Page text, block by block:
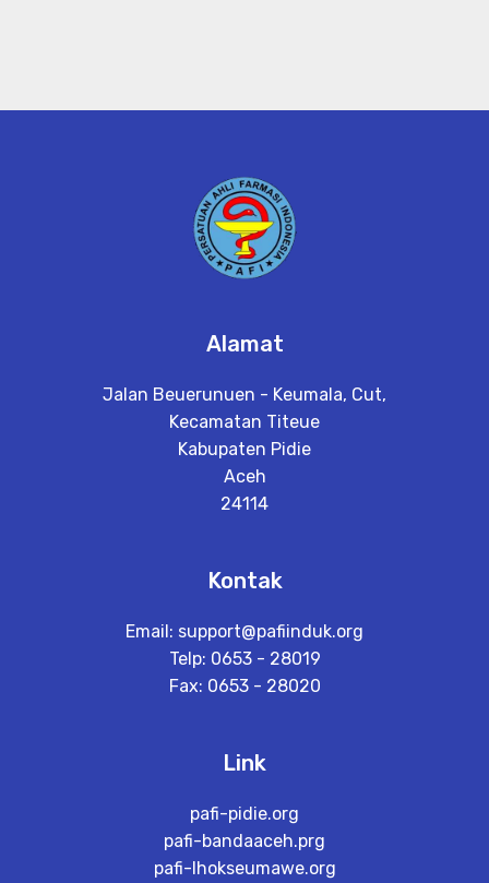
Alamat
Jalan Beuerunuen - Keumala, Cut,
Kecamatan Titeue
Kabupaten Pidie
Aceh
24114
Kontak
Email: support@pafiinduk.org
Telp: 0653 - 28019
Fax: 0653 - 28020
Link
pafi-pidie.org
pafi-bandaaceh.prg
pafi-lhokseumawe.org